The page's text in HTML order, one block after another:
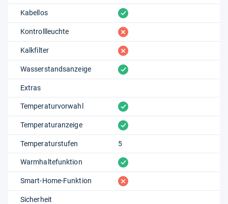
Kabellos vorhanden
Kontrollleuchte fehlt
Kalkfilter fehlt
Wasserstandsanzeige vorhanden
Extras
Temperaturvorwahl vorhanden
Temperaturanzeige vorhanden
Temperaturstufen 5
Warmhaltefunktion vorhanden
Smart-Home-Funktion fehlt
Sicherheit